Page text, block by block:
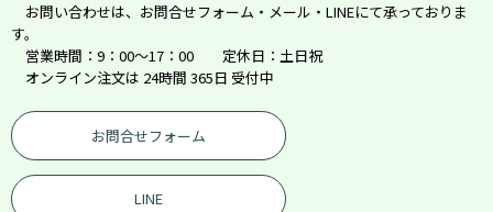
お問い合わせは、お問合せフォーム・メール・LINEにて承っておりま
す。
営業時間：9：00～17：00 定休日：土日祝
オンライン注文は 24時間 365日 受付中
お問合せフォーム
LINE